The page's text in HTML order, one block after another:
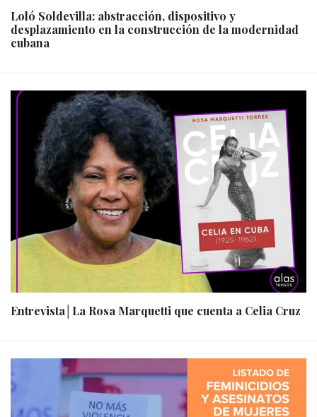
Loló Soldevilla: abstracción, dispositivo y
desplazamiento en la construcción de la modernidad
cubana
Entrevista│La Rosa Marquetti que cuenta a Celia Cruz